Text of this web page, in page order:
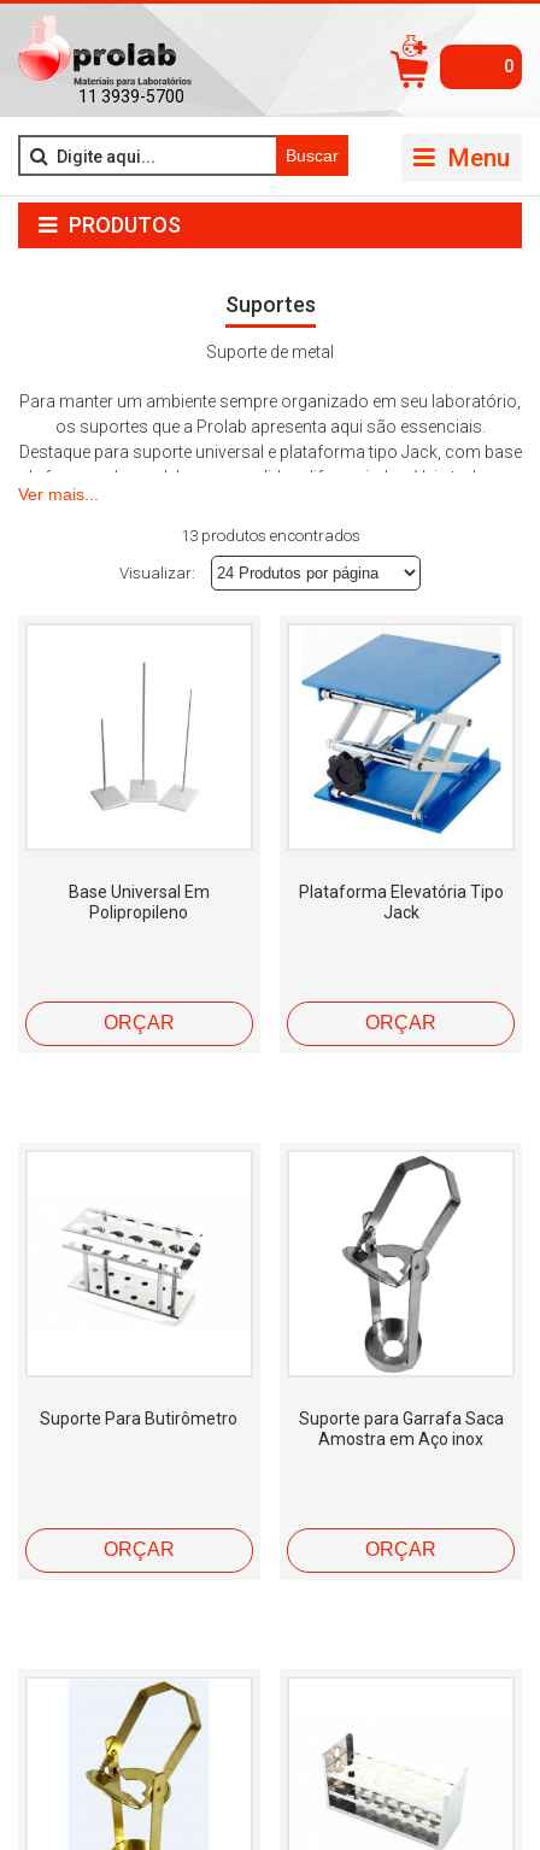
11 3939-5700
0
Menu
Buscar
PRODUTOS
Suportes
Suporte de metal
Para manter um ambiente sempre organizado em seu laboratório,
os suportes que a Prolab apresenta aqui são essenciais.
Destaque para suporte universal e plataforma tipo Jack, com base
de ferro, cada modelo com medidas diferenciadas. Veja todas as
Ver mais...
13 produtos encontrados
Visualizar:
Base Universal Em
Polipropileno
ORÇAR
Plataforma Elevatória Tipo
Jack
ORÇAR
Suporte Para Butirômetro
ORÇAR
Suporte para Garrafa Saca
Amostra em Aço inox
ORÇAR